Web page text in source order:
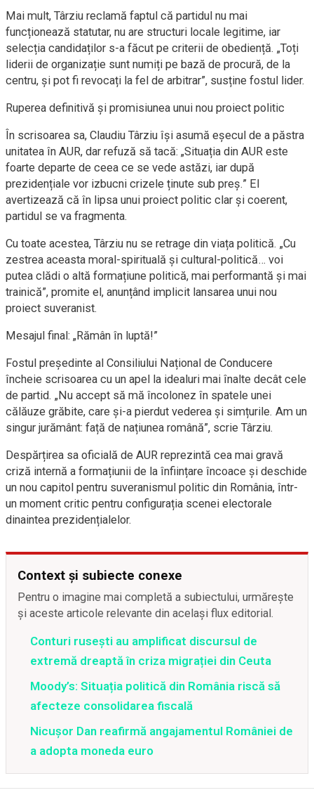
Mai mult, Târziu reclamă faptul că partidul nu mai
funcționează statutar, nu are structuri locale legitime, iar
selecția candidaților s-a făcut pe criterii de obediență. „Toți
liderii de organizație sunt numiți pe bază de procură, de la
centru, și pot fi revocați la fel de arbitrar”, susține fostul lider.
Ruperea definitivă și promisiunea unui nou proiect politic
În scrisoarea sa, Claudiu Târziu își asumă eșecul de a păstra
unitatea în AUR, dar refuză să tacă: „Situația din AUR este
foarte departe de ceea ce se vede astăzi, iar după
prezidențiale vor izbucni crizele ținute sub preș.” El
avertizează că în lipsa unui proiect politic clar și coerent,
partidul se va fragmenta.
Cu toate acestea, Târziu nu se retrage din viața politică. „Cu
zestrea aceasta moral-spirituală și cultural-politică… voi
putea clădi o altă formațiune politică, mai performantă și mai
trainică”, promite el, anunțând implicit lansarea unui nou
proiect suveranist.
Mesajul final: „Rămân în luptă!”
Fostul președinte al Consiliului Național de Conducere
încheie scrisoarea cu un apel la idealuri mai înalte decât cele
de partid. „Nu accept să mă încolonez în spatele unei
călăuze grăbite, care și-a pierdut vederea și simțurile. Am un
singur jurământ: față de națiunea română”, scrie Târziu.
Despărțirea sa oficială de AUR reprezintă cea mai gravă
criză internă a formațiunii de la înființare încoace și deschide
un nou capitol pentru suveranismul politic din România, într-
un moment critic pentru configurația scenei electorale
dinaintea prezidențialelor.
Context și subiecte conexe
Pentru o imagine mai completă a subiectului, urmărește
și aceste articole relevante din același flux editorial.
Conturi rusești au amplificat discursul de
extremă dreaptă în criza migrației din Ceuta
Moody’s: Situația politică din România riscă să
afecteze consolidarea fiscală
Nicușor Dan reafirmă angajamentul României de
a adopta moneda euro